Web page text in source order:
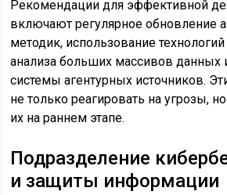
Рекомендации для эффективной
включают регулярное обновление
методик, использование
анализа больших массивов данных
системы агентурных источников.
не только реагировать на угрозы,
их на раннем этапе.
Подразделение
и защиты информации